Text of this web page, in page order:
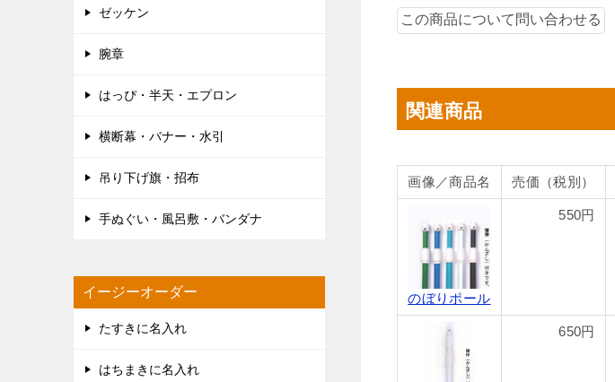
関連商品
画像／商品名 売価（税別）
のぼりポール
550円
650円
ゼッケン
腕章
はっぴ・半天・エプロン
横断幕・バナー・水引
吊り下げ旗・招布
手ぬぐい・風呂敷・バンダナ
イージーオーダー
たすきに名入れ
はちまきに名入れ